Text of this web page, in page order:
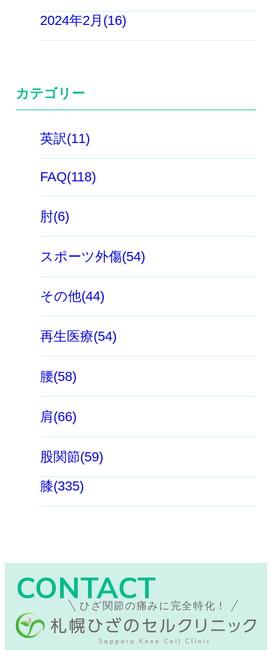
2024年2月(16)
カテゴリー
英訳(11)
FAQ(118)
肘(6)
スポーツ外傷(54)
その他(44)
再生医療(54)
腰(58)
肩(66)
股関節(59)
膝(335)
CONTACT
ひざ関節の痛みに完全特化！